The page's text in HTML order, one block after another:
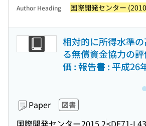
Author Heading 国際開発センター
相対的に所得水準
る無償資金協力の
価 : 報告書 : 平成26
Paper 図書
国際開発センター2015.2<DE71-